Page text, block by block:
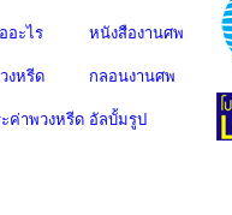
อะไร
งหรีด
ค่าพวงหรีด
หนังสืองานศพ
กลอนงานศพ
อัลบั้มรูป